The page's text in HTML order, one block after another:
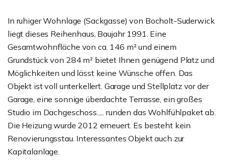
In ruhiger Wohnlage (Sackgasse) von Bocholt-Suderwick
liegt dieses Reihenhaus, Baujahr 1991. Eine
Gesamtwohnfläche von ca. 146 m² und einem
Grundstück von 284 m² bietet Ihnen genügend Platz und
Möglichkeiten und lässt keine Wünsche offen. Das
Objekt ist voll unterkellert. Garage und Stellplatz vor der
Garage, eine sonnige überdachte Terrasse, ein großes
Studio im Dachgeschoss..... runden das Wohlfühlpaket ab.
Die Heizung wurde 2012 erneuert. Es besteht kein
Renovierungsstau. Interessantes Objekt auch zur
Kapitalanlage.